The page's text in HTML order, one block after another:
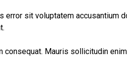
sit voluptatem accusantium
consequat. Mauris sollicitudin